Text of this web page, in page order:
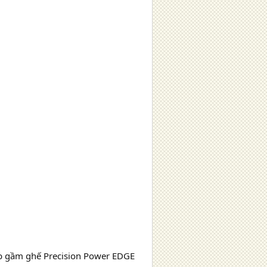
gầm ghế Precision Power EDGE